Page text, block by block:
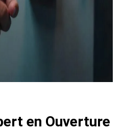
en Ouverture